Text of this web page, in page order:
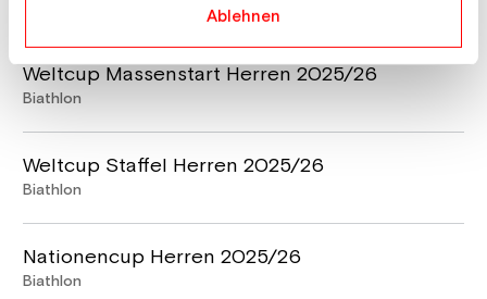
Ablehnen
Biathlon | 48. Platz: Patrick JAKOB (AUT)
Weltcup Massenstart Herren 2025/26
Biathlon
Weltcup Staffel Herren 2025/26
Biathlon
Nationencup Herren 2025/26
Biathlon